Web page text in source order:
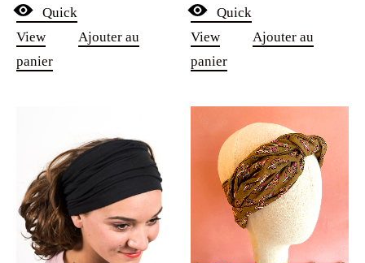
Quick
View
Ajouter au
panier
Quick
View
Ajouter au
panier